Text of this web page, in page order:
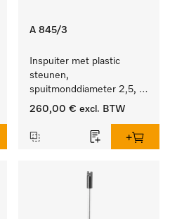
A 845/3
Inspuiter met plastic
steunen,
spuitmonddiameter 2,5,
lengte 125 mm, 20 stuks.
260,00 € excl. BTW